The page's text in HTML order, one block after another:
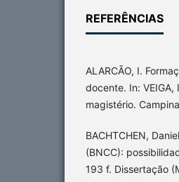
REFERÊNCIAS
ALARCÃO, I.
docente. In:
magistério.
BACHTCHEN,
(BNCC):
193 f. Dissertação